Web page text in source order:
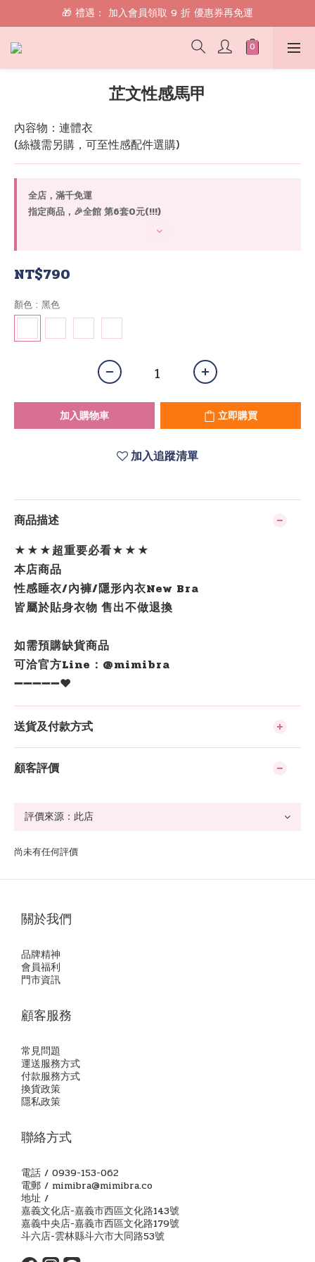
🎁 禮遇： 加入會員領取 9 折 優惠券再免運
🎁 禮遇： 加入會員領取 9 折 優惠券再免運
📱 綁定 LINE 好友，現領 $100 購物金！
🎁 禮遇： 加入會員領取 9 折 優惠券再免運
芷文性感馬甲
內容物：連體衣
(絲襪需另購，可至性感配件選購)
全店，滿千免運
指定商品，🎉全館 第6套0元(!!!)
NT$790
顏色 : 黑色
加入購物車 立即購買
加入追蹤清單
商品描述
★★★超重要必看★★★
本店商品
性感睡衣/內褲/隱形內衣New Bra
皆屬於貼身衣物 售出不做退換
如需預購缺貨商品
可洽官方Line：@mimibra
➖➖➖➖➖❤️
送貨及付款方式
顧客評價
尚未有任何評價
關於我們
品牌精神
會員福利
門市資訊
顧客服務
常見問題
運送服務方式
付款服務方式
換貨政策
隱私政策
聯絡方式
電話 / 0939-153-062
電郵 / mimibra@mimibra.co
地址 /
嘉義文化店-嘉義市西區文化路143號
嘉義中央店-嘉義市西區文化路179號
斗六店-雲林縣斗六市大同路53號